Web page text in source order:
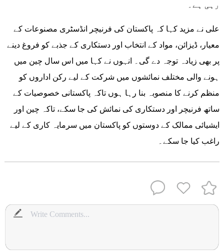
رہی ہے۔
علی نے مزید کہا کہ پاکستان کی فرنیچر انڈسٹری مصنوعات کے
معیار، ڈیزائن، مواد کے انتخاب اور دستکاری کے جذبے کو فروغ دینے
پر بھی زیادہ توجہ دے گی۔ انہوں نے کہا میں اس سال چین میں
ہونے والی مختلف نمائشوں میں شرکت کے لیے رکن اداروں کو
منظم کرنے کا منصوبہ بنا رہا ہوں تاکہ پاکستانی خصوصیات کے
ساتھ فرنیچر اور دستکاری کی نمائش کی جا سکے، تاکہ چین اور
ایشیائی ممالک کے دوستوں کو پاکستان میں سرمایہ کاری کے لیے
راغب کیا جا سکے۔